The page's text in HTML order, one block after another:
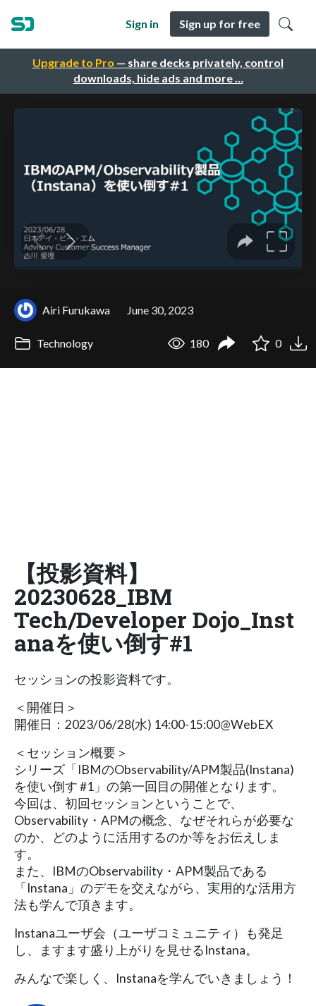
Upgrade to Pro — share decks privately, control
downloads, hide ads and more …
Sign in Sign up for free
Airi Furukawa June 30, 2023
Technology 180 0
【投影資料】
20230628_IBM
Tech/Developer Dojo_Inst
anaを使い倒す#1
セッションの投影資料です。
＜開催日＞
開催日：2023/06/28(水) 14:00-15:00@WebEX
＜セッション概要＞
シリーズ「IBMのObservability/APM製品(Instana)
を使い倒す #1」の第一回目の開催となります。
今回は、初回セッションということで、
Observability・APMの概念、なぜそれらが必要な
のか、どのように活用するのか等をお伝えしま
す。
また、IBMのObservability・APM製品である
「Instana」のデモを交えながら、実用的な活用方
法も学んで頂きます。
Instanaユーザ会（ユーザコミュニティ）も発足
し、ますます盛り上がりを見せるInstana。
みんなで楽しく、Instanaを学んでいきましょう！